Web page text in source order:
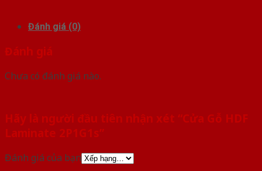
Đánh giá (0)
Đánh giá
Chưa có đánh giá nào.
Hãy là người đầu tiên nhận xét “Cửa Gỗ HDF
Laminate 2P1G1s”
Đánh giá của bạn